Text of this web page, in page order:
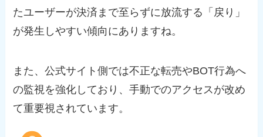
たユーザーが決済まで至らずに放流する「戻り」
が発生しやすい傾向にありますね。
また、公式サイト側では不正な転売やBOT行為へ
の監視を強化しており、手動でのアクセスが改め
て重要視されています。